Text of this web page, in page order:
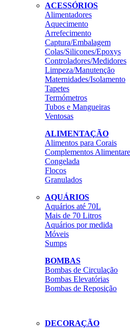
ACESSÓRIOS
Alimentadores
Aquecimento
Arrefecimento
Captura/Embalagem
Colas/Silicones/Epoxys
Controladores/Medidores
Limpeza/Manutenção
Maternidades/Isolamento
Tapetes
Termómetros
Tubos e Mangueiras
Ventosas
ALIMENTAÇÃO
Alimentos para Corais
Complementos
Congelada
Flocos
Granulados
AQUÁRIOS
Aquários até 70L
Mais de 70 Litros
Aquários por medida
Móveis
Sumps
BOMBAS
Bombas de Circulação
Bombas Elevatórias
Bombas de Reposição
DECORAÇÃO